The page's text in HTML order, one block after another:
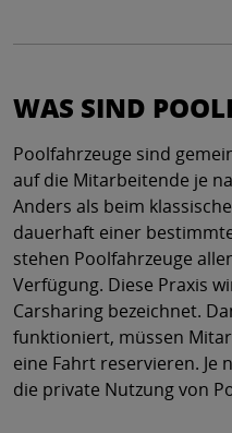
WAS SIND
Poolfahrzeuge sind
auf die Mitarbeitende je
Anders als beim
dauerhaft einer
stehen Poolfahrzeuge
Verfügung. Diese Praxis
Carsharing bezeichnet.
funktioniert, müssen
eine Fahrt reservieren. Je
die private Nutzung von